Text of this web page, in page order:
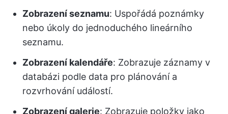
Zobrazení seznamu: Uspořádá poznámky
nebo úkoly do jednoduchého lineárního
seznamu.
Zobrazení kalendáře: Zobrazuje záznamy v
databázi podle data pro plánování a
rozvrhování událostí.
Zobrazení galerie: Zobrazuje položky jako